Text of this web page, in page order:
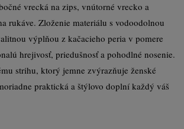
vrecká na zips, vnútorné vrecko a
rukáve. Zloženie materiálu s vodoodolnou
výplňou z kačacieho peria v pomere
hrejivosť, priedušnosť a pohodlné nosenie.
strihu, ktorý jemne zvýrazňuje ženské
praktická a štýlovo doplní každý váš